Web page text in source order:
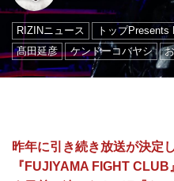
RIZINニュース トップPresents
髙田延彦
ケンドーコバヤシ
昨年に引き続き放送が決定
『FUJIYAMA FIGHT